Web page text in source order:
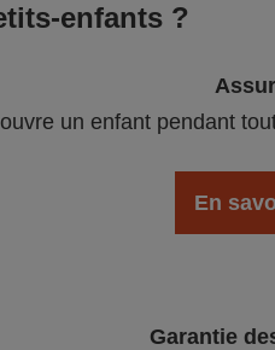
enfants ?
un enfant pendant
En
Garantie